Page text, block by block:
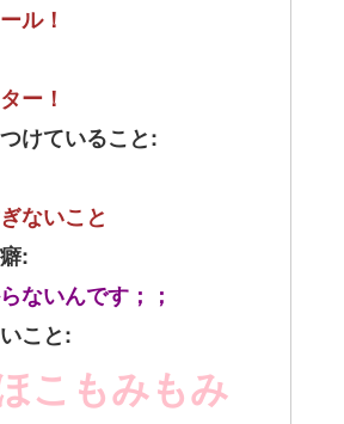
ル！
ー！
けていること:
ないこと
:
ないんです；；
こと:
こもみもみ